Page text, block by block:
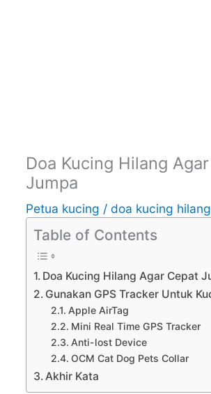
Doa Kucing Hilang
Jumpa
Petua kucing / doa kucing hilang
Table of Contents
Doa Kucing Hilang Agar Cepat
Gunakan GPS Tracker Untuk
Apple AirTag
Mini Real Time GPS Tracker
Anti-lost Device
OCM Cat Dog Pets Collar
Akhir Kata